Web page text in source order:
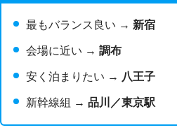
最もバランス良い → 新宿
会場に近い →調布
安く泊まりたい → 八王子
新幹線組 →品川／東京駅